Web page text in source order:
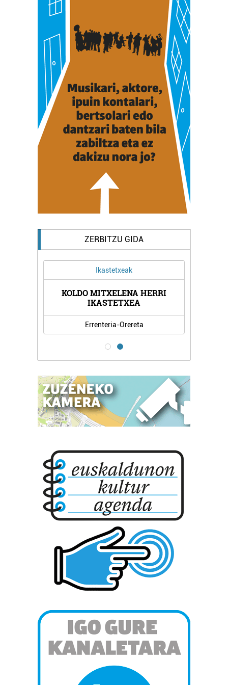
ZERBITZU GIDA
Ikastetxeak
KOLDO MITXELENA HERRI
IKASTETXEA
Errenteria-Orereta